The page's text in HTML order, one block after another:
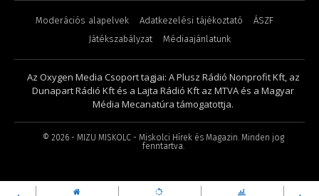
Moderációs alapelvek Adatkezelési tájékoztató
ÁSZF
Játékszabályzat
Médiaajánlatunk
Az Oxygen Media Csoport tagjai: A Plusz Rádió Nonprofit Kft, az
Dunapart Rádió Kft és a Lajta Rádió Kft az MTVA és a Magyar
Média Mecanatúra támogatottja.
© 2026- MIZU MISKOLC - Miskolci Hírek és Magazin. Minden jog
fenntartva.